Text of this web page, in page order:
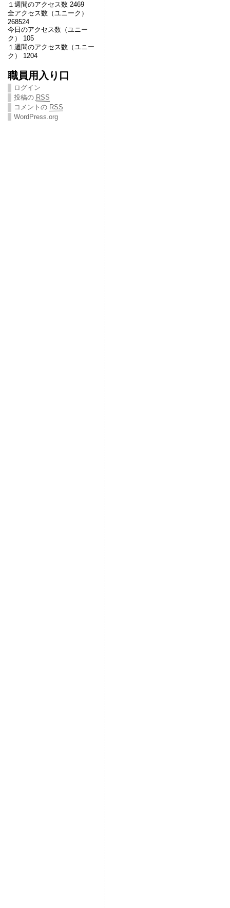
１週間のアクセス数 2469
全アクセス数（ユニーク）
268524
今日のアクセス数（ユニー
ク） 105
１週間のアクセス数（ユニー
ク） 1204
職員用入り口
ログイン
投稿の RSS
コメントの RSS
WordPress.org